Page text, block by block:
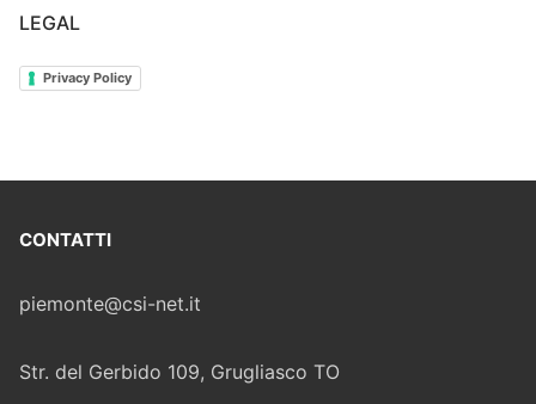
LEGAL
Privacy Policy
CONTATTI
piemonte@csi-net.it
Str. del Gerbido 109, Grugliasco TO